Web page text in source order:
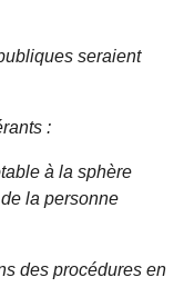
seraient
:
à la sphère
la personne
des procédures en